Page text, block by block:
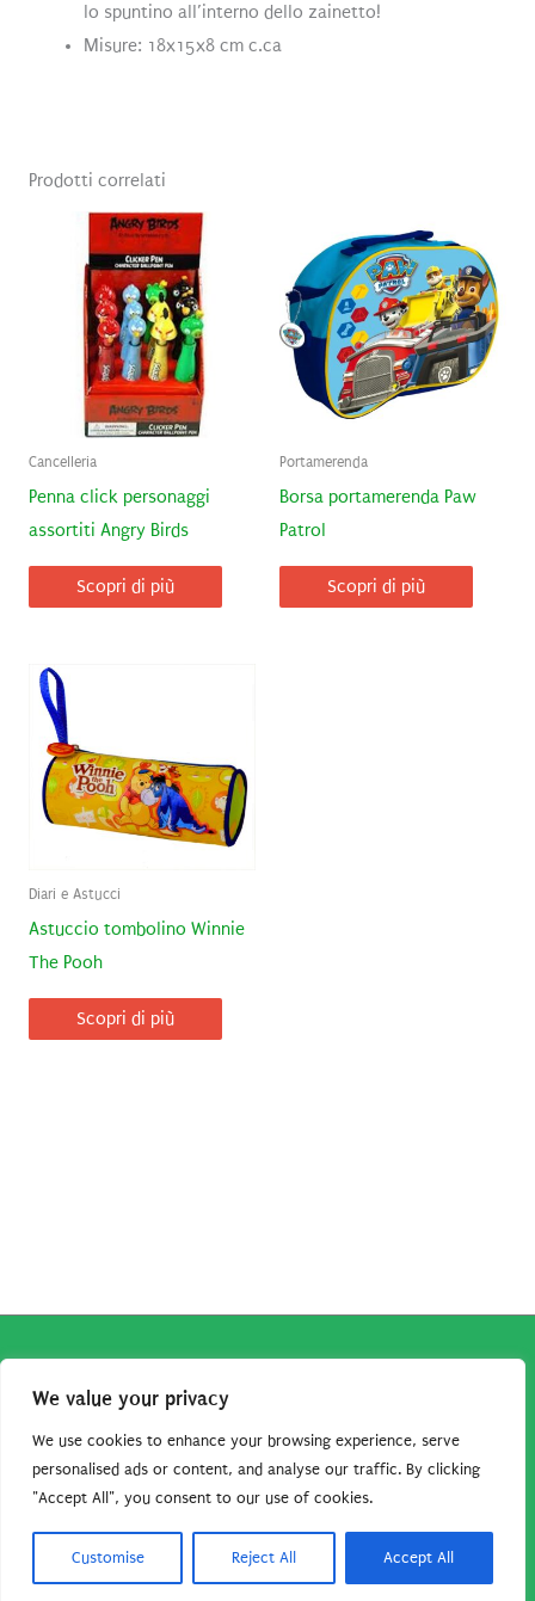
We value your privacy
We use cookies to enhance your browsing experience, serve
personalised ads or content, and analyse our traffic. By clicking
"Accept All", you consent to our use of cookies.
Customise Reject All Accept All
lo spuntino all’interno dello zainetto!
Misure: 18x15x8 cm c.ca
Prodotti correlati
Cancelleria
Penna click personaggi
assortiti Angry Birds
Scopri di più
Portamerenda
Borsa portamerenda Paw
Patrol
Scopri di più
Diari e Astucci
Astuccio tombolino Winnie
The Pooh
Scopri di più
associato Amazon percepisce dei ricavi da acquisti idonei.
Tutti i guadagni sono direttamente reinvestiti in questo sito
per continuare a condividere tutorial e risorse per gli amanti
dei cartoon. Grazie per il vostro sostegno!
Barbara Basso - P. Iva 09792641004